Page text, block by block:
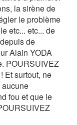
la sirène de
le problème
etc... etc... de
de
Alain YODA
POURSUIVEZ
Et surtout, ne
aucune
fou et que le